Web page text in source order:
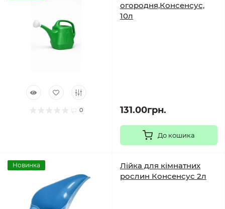
0
огородня,Консенсус,
10л
131.00грн.
До кошика
Новинка
Лійка для кімнатних
рослин Консенсус 2л